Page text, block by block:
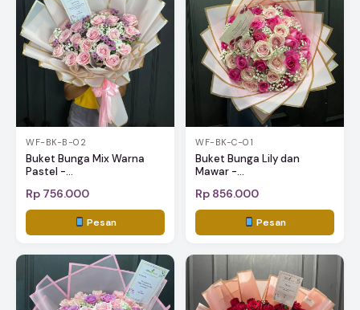
WF-BK-B-02
Buket Bunga Mix Warna
Pastel -...
Rp 756.000
Pesan
WF-BK-C-01
Buket Bunga Lily dan
Mawar -...
Rp 856.000
Pesan